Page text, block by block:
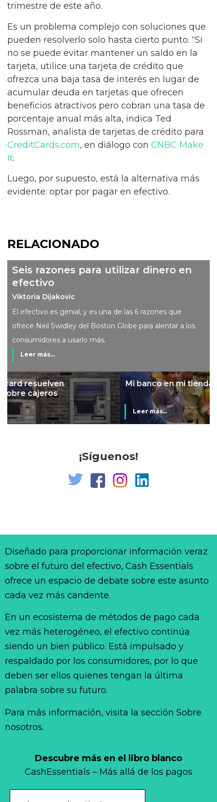
trimestre de este año.
Es un problema complejo con soluciones que
pueden resolverlo solo hasta cierto punto. “Si
no se puede evitar mantener un saldo en la
tarjeta, utilice una tarjeta de crédito que
ofrezca una baja tasa de interés en lugar de
acumular deuda en tarjetas que ofrecen
beneficios atractivos pero cobran una tasa de
porcentaje anual más alta, indica Ted
Rossman, analista de tarjetas de crédito para
CreditCards.com, en diálogo con CNBC Make
It.
Luego, por supuesto, está la alternativa más
evidente: optar por pagar en efectivo.
RELACIONADO
Seis razones para utilizar dinero en
efectivo
Viktoria Dijakovic
El efectivo es genial, y es una de las 6 razones que
ofrece Neil Swidley del Boston Globe para alentar a los
consumidores a usarlo más.
Leer más...
Mi banco en mi tienda
Leer más...
¡Síguenos!
Descubre más en el libro blanco
CashEssentials – Más allá de los pagos
Diseñado para proporcionar información veraz
sobre el futuro del efectivo, Cash Essentials
ofrece un espacio de debate sobre este asunto
cada vez más candente.
En un ecosistema de métodos de pago cada
vez más heterogéneo, el efectivo continúa
siendo un bien público. Está impulsado y
respaldado por los consumidores, por lo que
deben ser ellos quienes tengan la última
palabra sobre su futuro.
Para más información, visita la sección Sobre
nosotros.